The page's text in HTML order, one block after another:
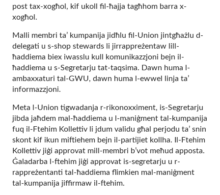
post tax-xogħol, kif ukoll fil-ħajja tagħhom barra x-
xogħol.
Malli membri ta’ kumpanija jidħlu fil-Union jintgħażlu d-
delegati u s-shop stewards li jirrappreżentaw lill-
ħaddiema biex iwasslu kull komunikazzjoni bejn il-
ħaddiema u s-Segretarju tat-taqsima. Dawn huma l-
ambaxxaturi tal-GWU, dawn huma l-ewwel linja ta’
informazzjoni.
Meta l-Union tigwadanja r-rikonoxximent, is-Segretarju
jibda jaħdem mal-ħaddiema u l-maniġment tal-kumpanija
fuq il-Ftehim Kollettiv li jdum validu għal perjodu ta’ snin
skont kif ikun miftiehem bejn il-partijiet kollha. Il-Ftehim
Kollettiv jiġi approvat mill-membri b’vot meħud apposta.
Ġaladarba l-ftehim jiġi approvat is-segretarju u r-
rappreżentanti tal-ħaddiema flimkien mal-maniġment
tal-kumpanija jiffirmaw il-ftehim.